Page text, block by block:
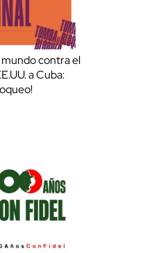
mundo contra el
a Cuba: